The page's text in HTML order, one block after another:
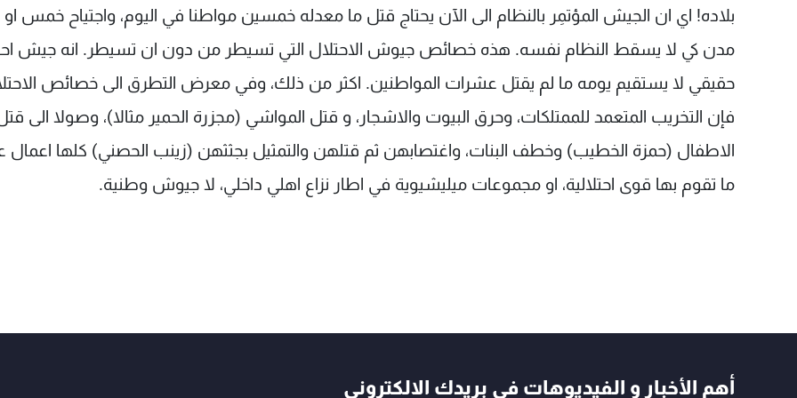
بلاده! اي ان الجيش المؤتمِر بالنظام الى الآن يحتاج قتل ما معدله خمسين مواطنا في اليوم، واجتياح خمس
مدن كي لا يسقط النظام نفسه. هذه خصائص جيوش الاحتلال التي تسيطر من دون ان تسيطر. انه جيش
حقيقي لا يستقيم يومه ما لم يقتل عشرات المواطنين. اكثر من ذلك، وفي معرض التطرق الى خصائص
فإن التخريب المتعمد للممتلكات، وحرق البيوت والاشجار، و قتل المواشي (مجزرة الحمير مثالا)، وصولا الى
الاطفال (حمزة الخطيب) وخطف البنات، واغتصابهن ثم قتلهن والتمثيل بجثثهن (زينب الحصني) كلها اعمال
ما تقوم بها قوى احتلالية، او مجموعات ميليشيوية في اطار نزاع اهلي داخلي، لا جيوش وطنية.
أهم الأخبار و الفيديوهات في بريدك الالكتروني